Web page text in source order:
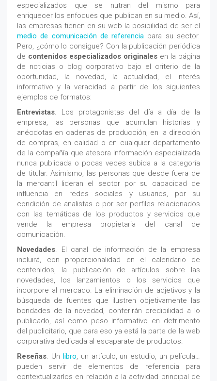
especializados que se nutran del mismo para
enriquecer los enfoques que publican en su medio. Así,
las empresas tienen en su web la posibilidad de ser el
medio de comunicación de referencia para su sector.
Pero, ¿cómo lo consigue? Con la publicación periódica
de contenidos especializados originales en la página
de noticias o blog corporativo bajo el criterio de la
oportunidad, la novedad, la actualidad, el interés
informativo y la veracidad a partir de los siguientes
ejemplos de formatos:
Entrevistas. Los protagonistas del día a día de la
empresa, las personas que acumulan historias y
anécdotas en cadenas de producción, en la dirección
de compras, en calidad o en cualquier departamento
de la compañía que atesora información especializada
nunca publicada o pocas veces subida a la categoría
de titular. Asimismo, las personas que desde fuera de
la mercantil lideran el sector por su capacidad de
influencia en redes sociales y usuarios, por su
condición de analistas o por ser perfiles relacionados
con las temáticas de los productos y servicios que
vende la empresa propietaria del canal de
comunicación.
Novedades. El canal de información de la empresa
incluirá, con proporcionalidad en el calendario de
contenidos, la publicación de artículos sobre las
novedades, los lanzamientos o los servicios que
incorpore al mercado. La eliminación de adjetivos y la
búsqueda de fuentes que ilustren objetivamente las
bondades de la novedad, conferirán credibilidad a lo
publicado, así como peso informativo en detrimento
del publicitario, que para eso ya está la parte de la web
corporativa dedicada al escaparate de productos.
Reseñas. Un libro, un artículo, un estudio, un película…
pueden servir de elementos de referencia para
contextualizarlos en relación a la actividad principal de